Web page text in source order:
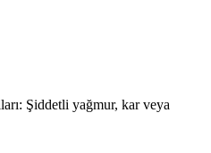
Şiddetli yağmur, kar veya